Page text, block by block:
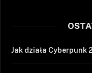
Jak działa Cyberpunk